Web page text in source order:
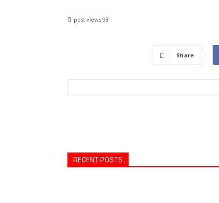
post views 93
Share
RECENT POSTS